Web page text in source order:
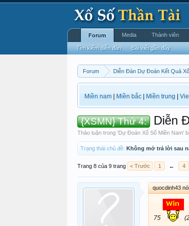
Forum Diễn Đàn Dự Đoán Kết Quả
Miền nam Miền bắc Miền trung
{XSMN} Thứ 4: Diễn
Thảo luận trong 'Dự Đoán Xổ Số Miền Nam'
Trạng thái chủ đề: Không mở trả lời sau
Trang 8 của 9 trang < Trước 1 ← 4
quocdinh43
75
Forum
Tìm kiếm diễn đàn Bài viết gần đây
Media Thành viên